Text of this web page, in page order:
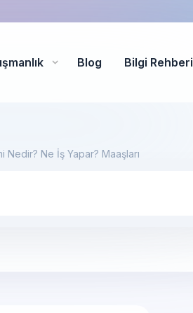
Blog Bilgi Rehberi
Nedir? Ne İş Yapar? Maaşları